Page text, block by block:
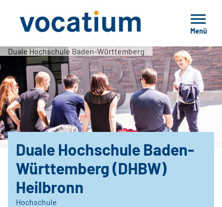
Menü
Duale Hochschule Baden-Württemberg
Duale Hochschule Baden-
Württemberg (DHBW)
Heilbronn
Hochschule